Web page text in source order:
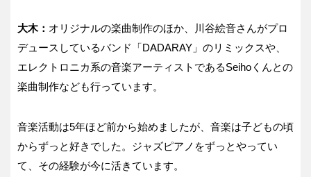
大木： オリジナルの楽曲制作のほか、川谷絵音さんがプロ
デュースしているバンド「DADARAY」のリミックスや、
エレクトロニカ系の音楽アーティストであるSeihoくんとの
楽曲制作なども行っています。
音楽活動は5年ほど前から始めましたが、音楽は子どもの頃
からずっと好きでした。ジャズピアノをずっとやってい
て、その経験が今に活きています。